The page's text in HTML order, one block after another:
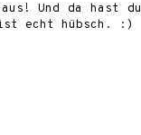
Und da hast du
echt hübsch. :)